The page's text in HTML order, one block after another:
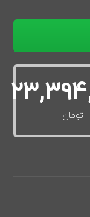
تومان